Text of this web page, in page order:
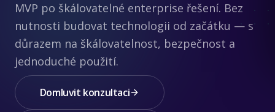
MVP po škálovatelné enterprise řešení. Bez
nutnosti budovat technologii od začátku — s
důrazem na škálovatelnost, bezpečnost a
jednoduché použití.
Domluvit konzultaci